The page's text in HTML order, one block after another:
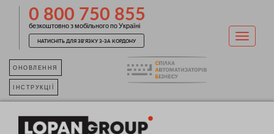
0 800 750 855
безкоштовно з мобільного по Україні
НАТИСНІТЬ ДЛЯ ЗВ'ЯЗКУ З-ЗА КОРДОНУ
ОНОВЛЕННЯ
ІНСТРУКЦІЇ